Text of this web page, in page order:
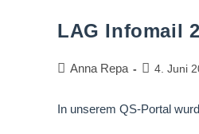
LAG Infomail
Anna Repa 4. Juni
In unserem QS-Portal